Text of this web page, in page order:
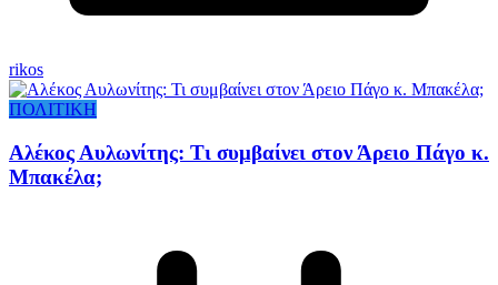
rikos
ΠΟΛΙΤΙΚΗ
Αλέκος Αυλωνίτης: Τι συμβαίνει στον Άρειο Πάγο κ.
Μπακέλα;